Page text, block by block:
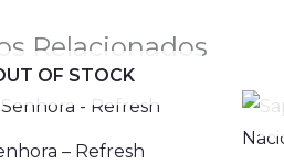
Relacionados
OF STOCK
– Refresh